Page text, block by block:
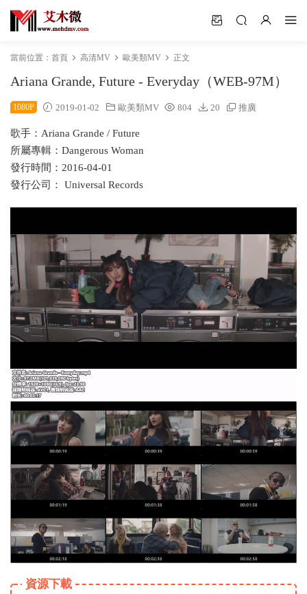
當前位置： 首頁 高清MV 歐美類MV 正文
Ariana Grande, Future - Everyday（WEB-97M）
1080P 2019-01-02 歐美類MV 804 20 推廣
歌手：Ariana Grande / Future
所屬專輯：Dangerous Woman
發行時間：2016-04-01
發行公司： Universal Records
資源下載